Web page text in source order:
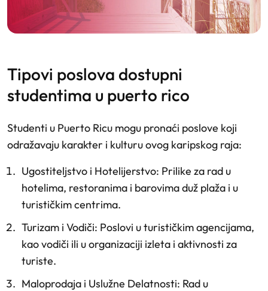
tipovi poslova dostupni
studentima u puerto rico
Studenti u Puerto Ricu mogu pronaći poslove koji
odražavaju karakter i kulturu ovog karipskog raja:
Ugostiteljstvo i Hotelijerstvo: Prilike za rad u
hotelima, restoranima i barovima duž plaža i u
turističkim centrima.
Turizam i Vodiči: Poslovi u turističkim agencijama,
kao vodiči ili u organizaciji izleta i aktivnosti za
turiste.
Maloprodaja i Uslužne Delatnosti: Rad u